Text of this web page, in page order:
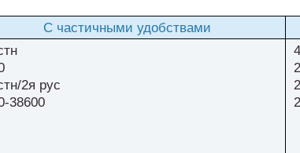
С частичными удобствами
2я рус
38600